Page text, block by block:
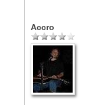
Accro